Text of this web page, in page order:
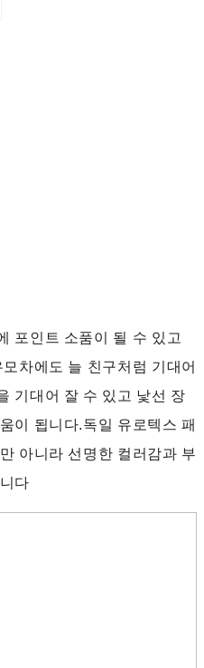
포인트 소품이 될 수 있고
차에도 늘 친구처럼 기대어
기대어 잘 수 있고 낯선 장
이 됩니다.독일 유로텍스 패
아니라 선명한 컬러감과 부
다